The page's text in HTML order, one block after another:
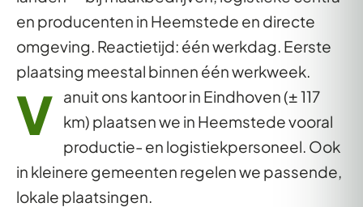
en producenten in Heemstede en directe
omgeving. Reactietijd: één werkdag. Eerste
plaatsing meestal binnen één werkweek.
V anuit ons kantoor in Eindhoven (± 117
km) plaatsen we in Heemstede vooral
productie- en logistiekpersoneel. Ook
in kleinere gemeenten regelen we passende,
lokale plaatsingen.